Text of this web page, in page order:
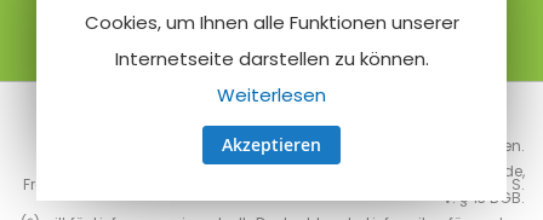
Cookies, um Ihnen alle Funktionen unserer
Internetseite darstellen zu können.
Weiterlesen
Akzeptieren
Lastschrifteinzug
Alle Preise exkl. gesetzl. MwSt., exkl. Versandkosten.
Ein Verkauf erfolgt nur an Unternehmer, Gewerbebetreibende,
Freiberuflicher, öffentliche Institutionen und nicht an Verbraucher i. S.
v. § 13 BGB.